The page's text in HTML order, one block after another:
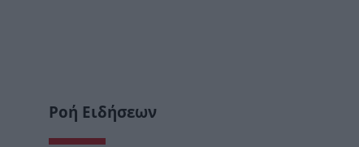
Ροή Ειδήσεων